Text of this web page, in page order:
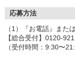
応募方法
（1）『お電話』また
【総合受付】0120-
（受付時間：9:30〜
「e-aidemを見て」と